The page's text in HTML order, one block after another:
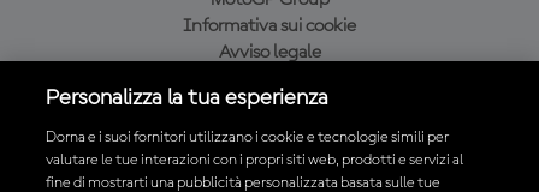
Informativa sui cookie
Avviso legale
Condizioni di acquisto
Personalizza la tua esperienza
Dorna e i suoi fornitori utilizzano i cookie e tecnologie simili per
valutare le tue interazioni con i propri siti web, prodotti e servizi al
fine di mostrarti una pubblicità personalizzata basata sulle tue